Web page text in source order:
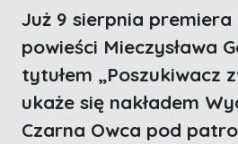
Już 9 sierpnia premiera
powieści Mieczysława
tytułem „Poszukiwacz
ukaże się nakładem
Czarna Owca pod